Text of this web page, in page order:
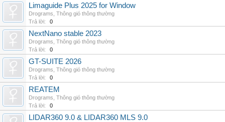
Limaguide Plus 2025 for Window
Drograms Thông gió thông thường
Trả lời:
0
NextNano stable 2023
Drograms Thông gió thông thường
Trả lời:
0
GT-SUITE 2026
Drograms Thông gió thông thường
Trả lời:
0
REATEM
Drograms Thông gió thông thường
Trả lời:
0
LIDAR360 9.0 & LIDAR360 MLS 9.0